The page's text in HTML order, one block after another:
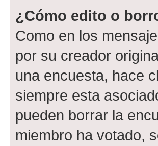
¿Cómo edito o
Como en los
por su creador
una encuesta, hace
siempre esta
pueden borrar la
miembro ha votado,